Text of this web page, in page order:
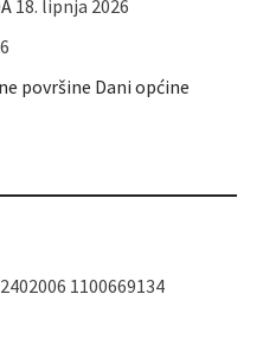
18. lipnja 2026
površine Dani općine
1100669134